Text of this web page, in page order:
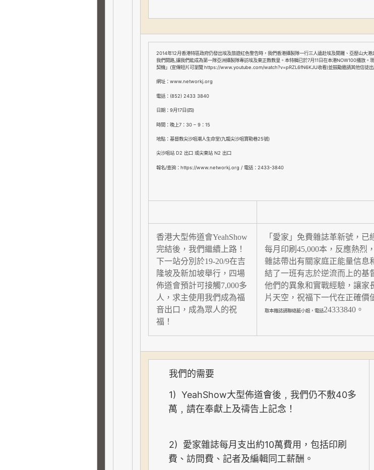
2014年12 月香港特區政府仍發出埃及旅遊紅色警告時， 我們香港攝製隊一行三人遠赴埃及開羅、亞歷山大港
我們開路 讓我們能成為第一隊亞洲攝製隊專訪埃及東正教教皇。本特輯已於7月 11 日在本港NOW100播放。
契機」 (宣傳短片可瀏覽 https://www.youtube.com/watch?v=pRZL6fN6KJU收看)並鼓勵邀請其他信徒出
網址：www.networkj.org
電話：(852) 2433 3840
日期：9月17日(四)
時間：晚上7：30 – 9：15
地點：基督教尖沙咀潮人生命堂(九龍尖沙咀寶勒巷25號)
尖沙咀站 D2 出口 或尖東站 N2 出口
報名/查詢：https://www.networkj.org / 電話：2433-3840
香港大型佈道會YeahShow
完結後 ， 我們繼續上路 ！
下一站分別於19-20/9在吉
隆坡及新加坡舉行 ， 四場
佈道會預計可接觸7,000多
人 ， 求主使用我們成為福
音出口 ， 成為眾人的祝
福 ！
「愛家」免費雜誌革新號 ， 已
每月印刷45,000本，反應熱烈 ，
雜誌帶出有關家庭正能量信息
結了一班有志於逆流而上的基
他們的異象和實戰經驗 ， 讓家
片天空 ， 祝福下一代在正確價
取本雜誌請聯絡藍小姐，電話24333840 。
我們的需要
1) YeahShow大型佈道會後﹐ 我們仍不敷40多
萬﹐ 請在奉獻上及禱告上記念！
2) 愛家雜誌每月支出約10萬費用，包括印刷
費、訪問費、記者及編輯同工薪酬。